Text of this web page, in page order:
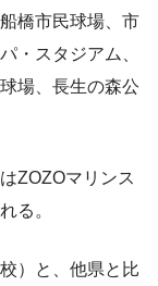
橋市民球場、市
・スタジアム、
場、長生の森公
ZOZOマリンス
る。
）と、他県と比